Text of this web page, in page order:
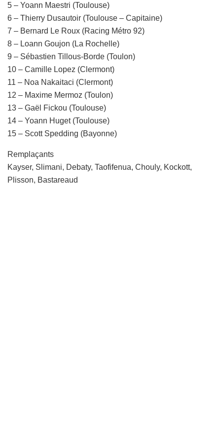
5 – Yoann Maestri (Toulouse)
6 – Thierry Dusautoir (Toulouse – Capitaine)
7 – Bernard Le Roux (Racing Métro 92)
8 – Loann Goujon (La Rochelle)
9 – Sébastien Tillous-Borde (Toulon)
10 – Camille Lopez (Clermont)
11 – Noa Nakaitaci (Clermont)
12 – Maxime Mermoz (Toulon)
13 – Gaël Fickou (Toulouse)
14 – Yoann Huget (Toulouse)
15 – Scott Spedding (Bayonne)
Remplaçants
Kayser, Slimani, Debaty, Taofifenua, Chouly, Kockott,
Plisson, Bastareaud